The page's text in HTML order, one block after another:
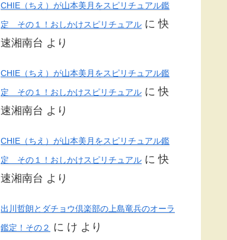
CHIE（ちえ）が山本美月をスピリチュアル鑑
定 その１！おしかけスピリチュアル に快
速湘南台 より
CHIE（ちえ）が山本美月をスピリチュアル鑑
定 その１！おしかけスピリチュアル に快
速湘南台 より
CHIE（ちえ）が山本美月をスピリチュアル鑑
定 その１！おしかけスピリチュアル に快
速湘南台 より
出川哲朗とダチョウ倶楽部の上島竜兵のオーラ
鑑定！その２ に け より